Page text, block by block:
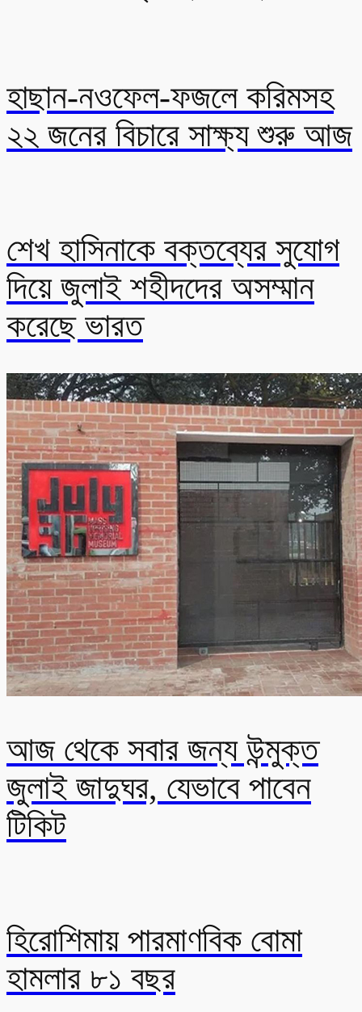
হাছান-নওফেল-ফজলে করিমসহ
২২ জনের বিচারে সাক্ষ্য শুরু আজ
শেখ হাসিনাকে বক্তব্যের সুযোগ
দিয়ে জুলাই শহীদদের অসম্মান
করেছে ভারত
আজ থেকে সবার জন্য উন্মুক্ত
জুলাই জাদুঘর, যেভাবে পাবেন
টিকিট
হিরোশিমায় পারমাণবিক বোমা
হামলার ৮১ বছর